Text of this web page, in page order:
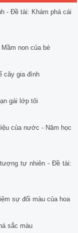
- Đề tài: Khám phá cái
non của bé
cây gia đình
gái lớp tôi
của nước - Năm học
tự nhiên - Đề tài:
sự đổi màu của hoa
sắc màu